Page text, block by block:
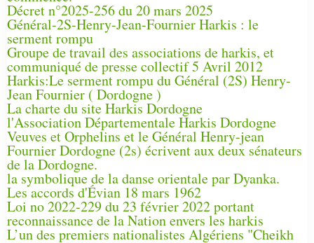
Décret n°2025-256 du 20 mars 2025
Général-2S-Henry-Jean-Fournier Harkis : le
serment rompu
Groupe de travail des associations de harkis, et
communiqué de presse collectif 5 Avril 2012
Harkis:Le serment rompu du Général (2S) Henry-
Jean Fournier ( Dordogne )
La charte du site Harkis Dordogne
l'Association Départementale Harkis Dordogne
Veuves et Orphelins et le Général Henry-jean
Fournier Dordogne (2s) écrivent aux deux sénateurs
de la Dordogne.
la symbolique de la danse orientale par Dyanka.
Les accords d'Évian 18 mars 1962
Loi no 2022-229 du 23 février 2022 portant
reconnaissance de la Nation envers les harkis
L’un des premiers nationalistes Algériens "Cheikh